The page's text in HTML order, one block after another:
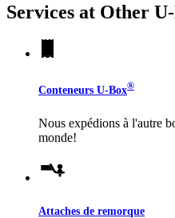
Services at Other
Conteneurs U-Box®
Nous expédions à l'autre
monde!
Attaches de remorque